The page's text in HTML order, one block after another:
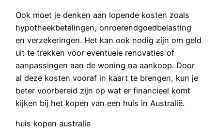
Ook moet je denken aan lopende kosten zoals
hypotheekbetalingen, onroerendgoedbelasting
en verzekeringen. Het kan ook nodig zijn om geld
uit te trekken voor eventuele renovaties of
aanpassingen aan de woning na aankoop. Door
al deze kosten vooraf in kaart te brengen, kun je
beter voorbereid zijn op wat er financieel komt
kijken bij het kopen van een huis in Australië.
huis kopen australie